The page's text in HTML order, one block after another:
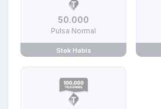
50.000
Pulsa Normal
Stok Habis